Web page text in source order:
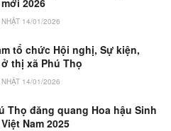
14/01/2026
tổ chức Hội nghị, Sự kiện,
thị xã Phú Thọ
14/01/2026
Thọ đăng quang Hoa hậu Sinh
Nam 2025